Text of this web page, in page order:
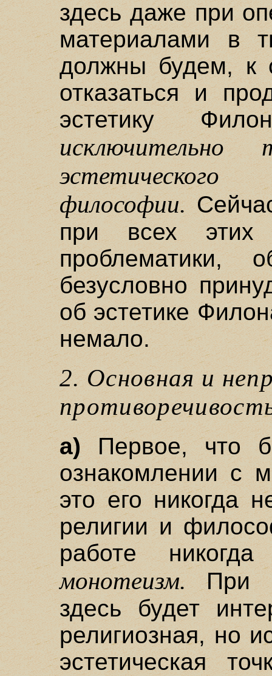
здесь даже при
материалами в
должны будем, к
отказаться и
эстетику
эстетического
философии.
при всех этих
проблематики,
безусловно
об эстетике
немало.
2. Основная и
а) Первое, что
ознакомлении с
это его никогда
религии и
работе
монотеизм.При
здесь будет
религиозная, но
эстетическая